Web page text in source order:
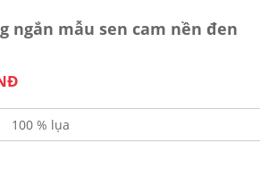
ngắn mẫu sen cam nền đen
100 % lụa